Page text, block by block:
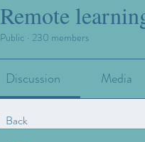
Remote
Public · 230 members
Discussion Media
Back